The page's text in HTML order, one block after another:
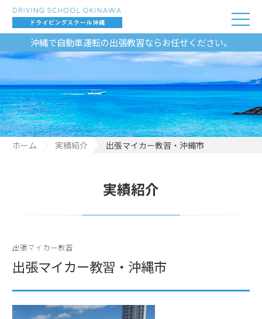
沖縄で自動車運転の出張教習ならお任せください。
ホーム 実績紹介 出張マイカー教習・沖縄市
実績紹介
出張マイカー教習
出張マイカー教習・沖縄市